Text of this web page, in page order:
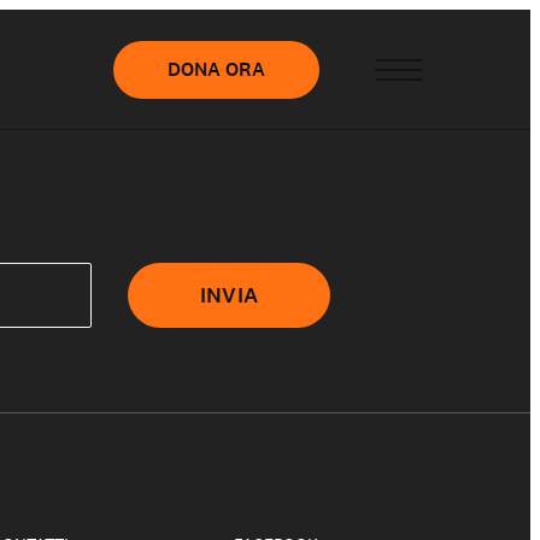
DONA ORA
INVIA